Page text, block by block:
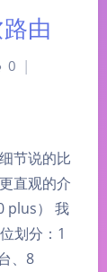
由
0 |
节说的比
直观的介
plus） 我
划分：1
、8